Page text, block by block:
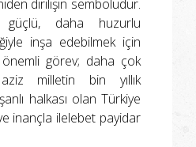
dirilişin sembolüdür.
güçlü, daha huzurlu
inşa edebilmek için
görev; daha çok
milletin bin yıllık
halkası olan Türkiye
inançla ilelebet payidar